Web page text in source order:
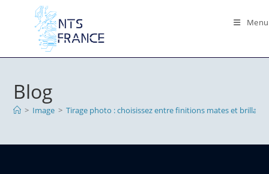
Menu
Blog
> Image > Tirage photo : choisissez entre finitions mates et